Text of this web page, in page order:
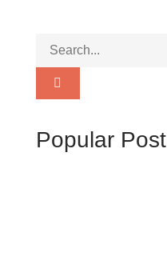
Popular Post